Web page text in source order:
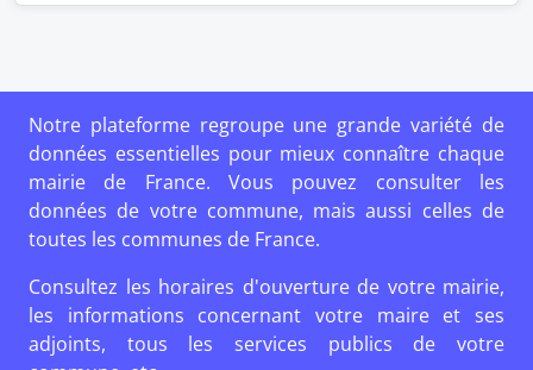
Notre plateforme regroupe une grande variété de
données essentielles pour mieux connaître chaque
mairie de France. Vous pouvez consulter les
données de votre commune, mais aussi celles de
toutes les communes de France.
Consultez les horaires d'ouverture de votre mairie,
les informations concernant votre maire et ses
adjoints, tous les services publics de votre